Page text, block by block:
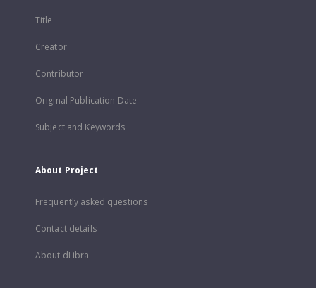
Title
Creator
Contributor
Original Publication Date
Subject and Keywords
About Project
Frequently asked questions
Contact details
About dLibra